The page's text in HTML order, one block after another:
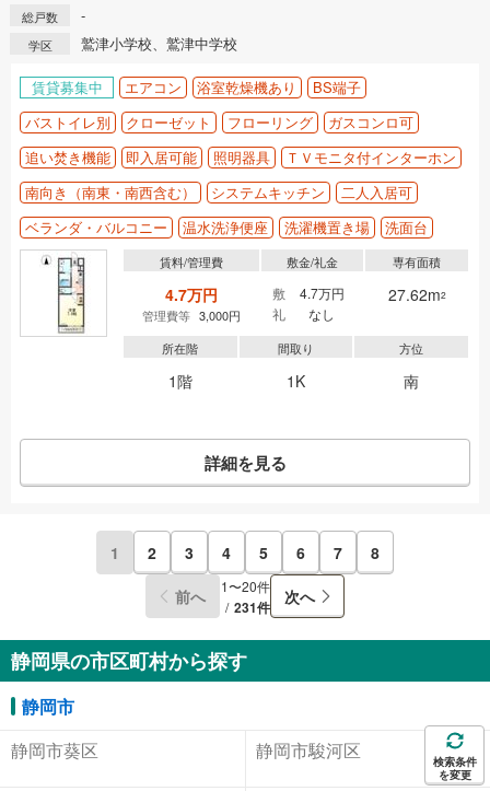
総戸数 -
学区 鷲津小学校、鷲津中学校
賃貸募集中 エアコン 浴室乾燥機あり
BS端子
バストイレ別
クローゼット フローリング
ガスコンロ可
追い焚き機能
即入居可能 照明器具
ＴＶモニタ付インターホン
南向き（南東・南西含む）
システムキッチン
二人入居可
ベランダ・バルコニー
温水洗浄便座 洗濯機置き場 洗面台
賃料/管理費
4.7万円
管理費等 3,000円
敷金/礼金
敷
4.7万円
礼
なし
専有面積
27.62m2
所在階
1階
間取り
1K
方位
南
詳細を見る
前へ
1 2 3 4 5 6 7
8
次へ
1〜20件
231件
静岡県の市区町村から探す
静岡市
静岡市葵区
静岡市駿河区
検索条件
を変更